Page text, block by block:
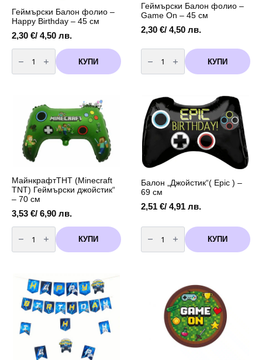
Геймърски Балон фолио –
Happy Birthday – 45 см
2,30 €/ 4,50 лв.
количество
за
Геймърски
Балон
Birthday
КУПИ
Геймърски Балон фолио –
Game On – 45 см
2,30 €/ 4,50 лв.
количество
за
Геймърски
Балон
Game
On
45
см
КУПИ
МайнкрафтТНТ (Minecraft
ТNT) Геймърски джойстик“
– 70 см
3,53 €/ 6,90 лв.
количество
за
МайнкрафтТНТ
(Minecraft
КУПИ
Балон „Джойстик“( Epic ) –
69 см
2,51 €/ 4,91 лв.
количество
за
Балон
"Джойстик"
КУПИ